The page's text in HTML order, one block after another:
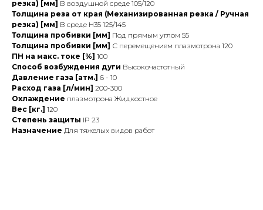
резка) [мм] В воздушной среде 105/120
Толщина реза от края (Механизированная резка / Ручная
резка) [мм] В среде H35 125/145
Толщина пробивки [мм] Под прямым углом 55
Толщина пробивки [мм] С перемещением плазмотрона 120
ПН на макс. токе [%] 100
Способ возбуждения дуги Высокочастотный
Давление газа [атм.] 6 - 10
Расход газа [л/мин] 200-300
Охлаждение плазмотрона Жидкостное
Вес [кг.] 120
Степень защиты IP 23
Назначение Для тяжелых видов работ